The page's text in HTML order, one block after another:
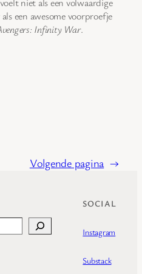
een awesome voorproefje
Infinity War.
Volgende pagina →
SOCIAL
Instagram
Substack